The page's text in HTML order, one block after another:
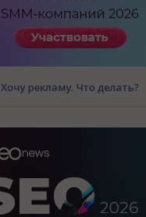
Хочу рекламу. Что делать?